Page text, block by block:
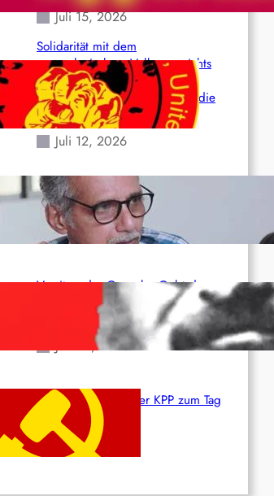
Juli 15, 2026
Solidarität mit dem
venezolanischem Volk angesichts
der verlorenen Leben und der
katastrophalen Situation durch die
Erdbeben des 24. Juni!
Juli 12, 2026
Indien: „Die Politik der
Kapitulation“ von K. Murali (Ajith)
Juli 1, 2026
Vorsitzender Gonzalo: Gebt das
Leben für die Partei und die
Juni 19, 2026
Beschluss des ZK der KPP zum Tag
des Heldentums
Juni 19, 2026